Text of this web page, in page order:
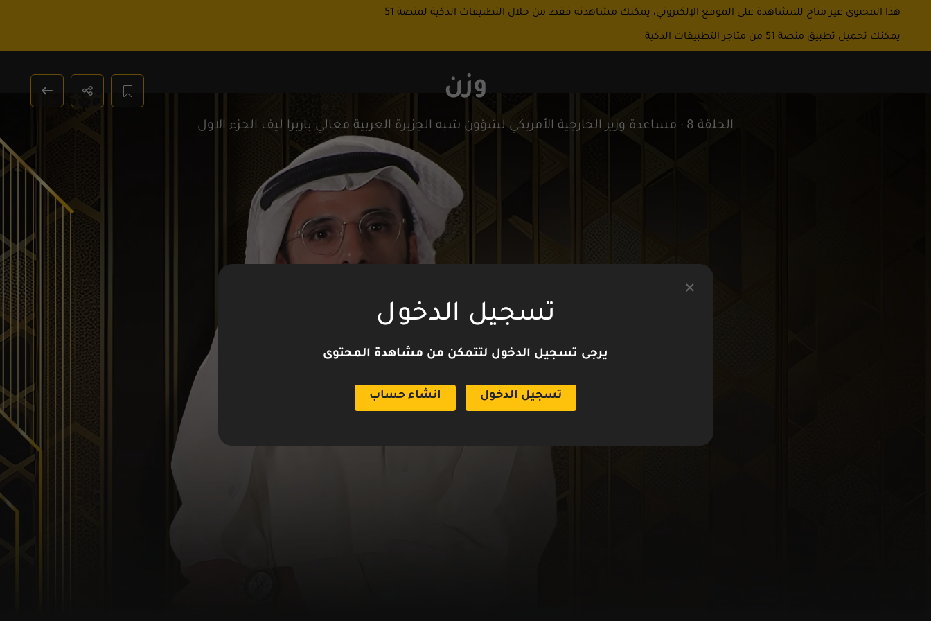
وزن
الحلقة 8 : مساعدة وزير الخارجية الأمريكي لشؤون شبه الجزيرة العربية معالي باربرا ليف الجزء الاول
هذا المحتوى غير متاح للمشاهدة على الموقع الإلكتروني، يمكنك مشاهدته فقط من خلال التطبيقات الذكية لمنصة 51
يمكنك تحميل تطبيق منصة 51 من متاجر التطبيقات الذكية
تسجيل الدخول
يرجى تسجيل الدخول لتتمكن من مشاهدة المحتوى
تسجيل الدخول انشاء حساب